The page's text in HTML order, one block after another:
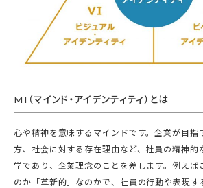
MI（マインド・アイデンティティ）とは
心や精神を意味するマインドです。企業が目指
方、社会に対する存在理由など、社員の精神的
学であり、企業理念のことを差します。例え
のか「革新的」なのかで、社員の行動や表現す